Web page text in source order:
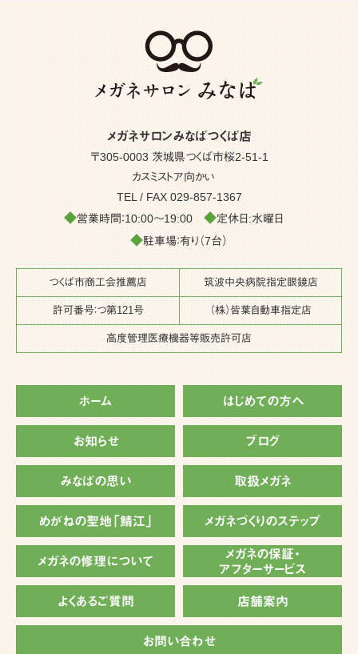
メガネサロンみなばつくば店
〒305-0003 茨城県つくば市桜2-51-1
カスミストア向かい
TEL / FAX 029-857-1367
◆営業時間：10:00～19:00 ◆定休日:水曜日
◆駐車場：有り（7台）
つくば市商工会推薦店 筑波中央病院指定眼鏡店
許可番号：つ第121号 （株）皆葉自動車指定店
高度管理医療機器等販売許可店
ホーム はじめての方へ
お知らせ ブログ
みなばの思い 取扱メガネ
めがねの聖地「鯖江」 メガネづくりのステップ
メガネの修理について
メガネの保証・
アフターサービス
よくあるご質問 店舗案内
お問い合わせ